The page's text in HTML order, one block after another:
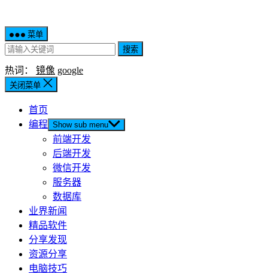
菜单
搜索
热词： 镜像 google
关闭菜单
首页
编程 Show sub menu
前端开发
后端开发
微信开发
服务器
数据库
业界新闻
精品软件
分享发现
资源分享
电脑技巧